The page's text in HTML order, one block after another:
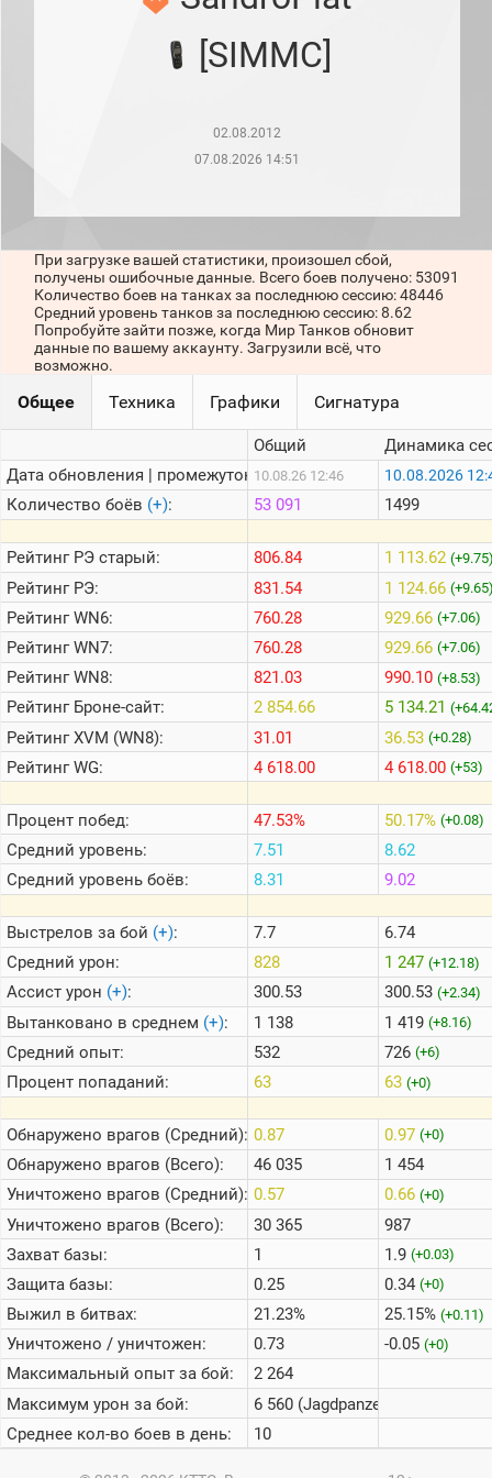
игроков
Кланы
Статистика
стримеров
Информация
Онлайн
Цветовая
шкала
Теlegram
ВК
Портал
Мира
Танков
[SIMMC]
02.08.2012
07.08.2026 14:51
При загрузке вашей статистики, произошел сбой,
получены ошибочные данные. Всего боев получено: 53091
Количество боев на танках за последнюю сессию: 48446
Средний уровень танков за последнюю сессию: 8.62
Попробуйте зайти позже, когда Мир Танков обновит
данные по вашему аккаунту. Загрузили всё, что
возможно.
Общее Техника Графики Сигнатура
Дата обновления | промежуток:
Количество боёв (+):
РейтингРЭ старый:
РейтингРЭ:
РейтингWN6:
РейтингWN7:
РейтингWN8:
РейтингБроне-сайт:
РейтингXVM (WN8):
РейтингWG:
Процент побед:
Средний уровень:
Средний уровень боёв:
Выстрелов за бой (+):
Средний урон:
Ассист урон (+):
Вытанковано в среднем (+):
Средний опыт:
Процент попаданий:
Обнаружено врагов (Средний):
Обнаружено врагов (Всего):
Уничтожено врагов (Средний):
Уничтожено врагов (Всего):
Захват базы:
Защита базы:
Выжил в битвах:
Уничтожено / уничтожен:
Максимальный опыт за бой:
Максимум урон за бой:
Среднее кол-во боев в день:
Общий
10.08.26 12:46
53 091
806.84
831.54
760.28
760.28
821.03
2 854.66
31.01
4 618.00
47.53%
7.51
8.31
7.7
828
300.53
1 138
532
63
0.87
46 035
0.57
30 365
1
0.25
21.23%
0.73
2 264
6 560 (Jagdpanzer E 100)
10
Динамика
10.08.2026
1499
1 113.62
1 124.66
929.66 (+7.06)
929.66 (+7.06)
990.10 (+8.53)
5 134.21
36.53 (+0.28)
4 618.00 (+53)
50.17% (+0.08)
8.62
9.02
6.74
1 247 (+12.18)
300.53 (+2.34)
1 419 (+8.16)
726 (+6)
63 (+0)
0.97 (+0)
1 454
0.66 (+0)
987
1.9 (+0.03)
0.34 (+0)
25.15% (+0.11)
-0.05 (+0)